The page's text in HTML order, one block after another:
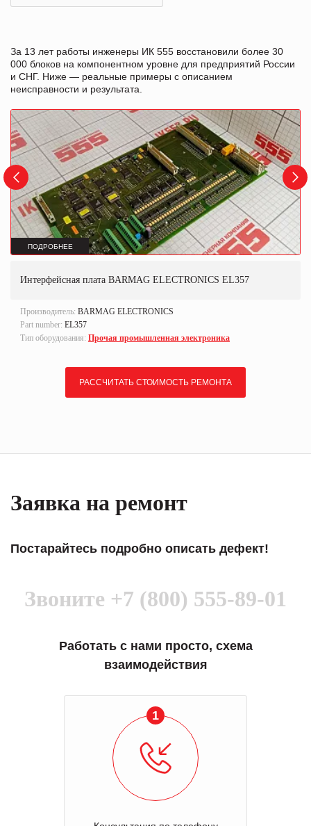
За 13 лет работы инженеры ИК 555 восстановили более 30
000 блоков на компонентном уровне для предприятий России
и СНГ. Ниже — реальные примеры с описанием
неисправности и результата.
ПОДРОБНЕЕ
Интерфейсная плата BARMAG ELECTRONICS EL357
Производитель: BARMAG ELECTRONICS
Part number: EL357
Тип оборудования: Прочая промышленная электроника
РАССЧИТАТЬ СТОИМОСТЬ РЕМОНТА
Заявка на ремонт
Постарайтесь подробно описать дефект!
Звоните +7 (800) 555-89-01
Работать с нами просто, схема
взаимодействия
1